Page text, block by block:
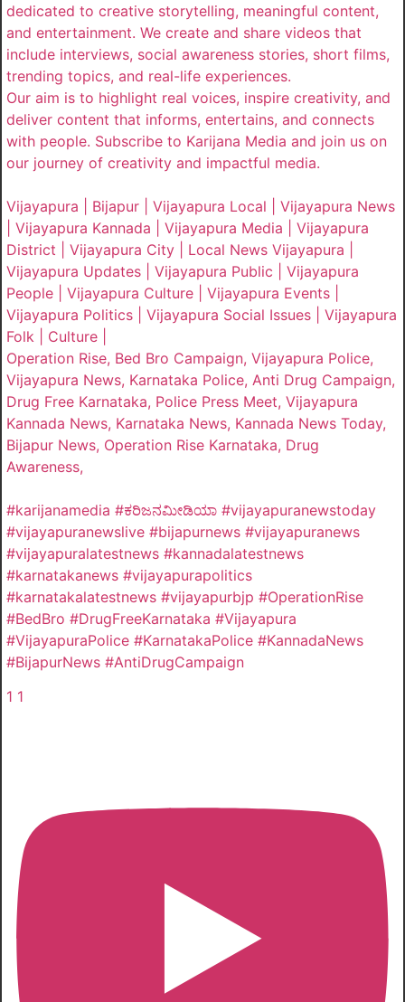
dedicated to creative storytelling, meaningful content,
and entertainment. We create and share videos that
include interviews, social awareness stories, short films,
trending topics, and real-life experiences.
Our aim is to highlight real voices, inspire creativity, and
deliver content that informs, entertains, and connects
with people. Subscribe to Karijana Media and join us on
our journey of creativity and impactful media.
Vijayapura | Bijapur | Vijayapura Local | Vijayapura News
| Vijayapura Kannada | Vijayapura Media | Vijayapura
District | Vijayapura City | Local News Vijayapura |
Vijayapura Updates | Vijayapura Public | Vijayapura
People | Vijayapura Culture | Vijayapura Events |
Vijayapura Politics | Vijayapura Social Issues | Vijayapura
Folk | Culture |
Operation Rise, Bed Bro Campaign, Vijayapura Police,
Vijayapura News, Karnataka Police, Anti Drug Campaign,
Drug Free Karnataka, Police Press Meet, Vijayapura
Kannada News, Karnataka News, Kannada News Today,
Bijapur News, Operation Rise Karnataka, Drug
Awareness,
#karijanamedia #ಕರಿಜನಮೀಡಿಯಾ #vijayapuranewstoday
#vijayapuranewslive #bijapurnews #vijayapuranews
#vijayapuralatestnews #kannadalatestnews
#karnatakanews #vijayapurapolitics
#karnatakalatestnews #vijayapurbjp #OperationRise
#BedBro #DrugFreeKarnataka #Vijayapura
#VijayapuraPolice #KarnatakaPolice #KannadaNews
#BijapurNews #AntiDrugCampaign
1 1